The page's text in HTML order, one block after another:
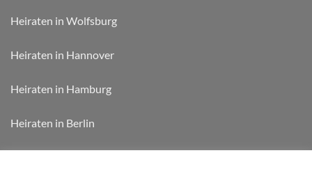
Heiraten in Wolfsburg
Heiraten in Hannover
Heiraten in Hamburg
Heiraten in Berlin